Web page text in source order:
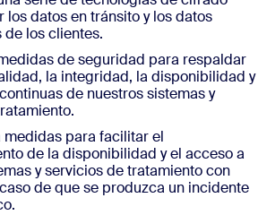
los datos en tránsito y los datos
los clientes.
de seguridad para respaldar
la integridad, la disponibilidad y
de nuestros sistemas y
medidas para facilitar el
de la disponibilidad y el acceso a
y servicios de tratamiento con
de que se produzca un incidente